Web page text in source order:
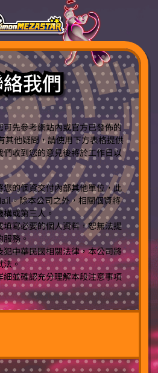
我們
先參考網站內或官方已發佈的
其他疑問，請使用下方表格提供
收到您的意見後將於工作日以
的個資交付內部其他單位，此
。除本公司之外，相關個資將
構或第三人。
寫必要的個人資料，恕無法提
服務。
中華民國相關法律，本公司將
法。
並確認充分理解本段注意事項